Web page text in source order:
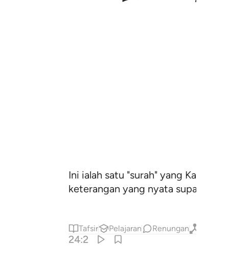
Ini ialah satu "surah" yang Kami
keterangan yang nyata supaya
Tafsir Pelajaran Renungan
24:2